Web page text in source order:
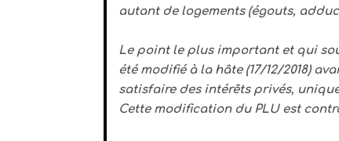
autant de logements (égouts,
Le point le plus important et qui
été modifié à la hâte (17/12/2018)
satisfaire des intérêts privés,
Cette modification du PLU est